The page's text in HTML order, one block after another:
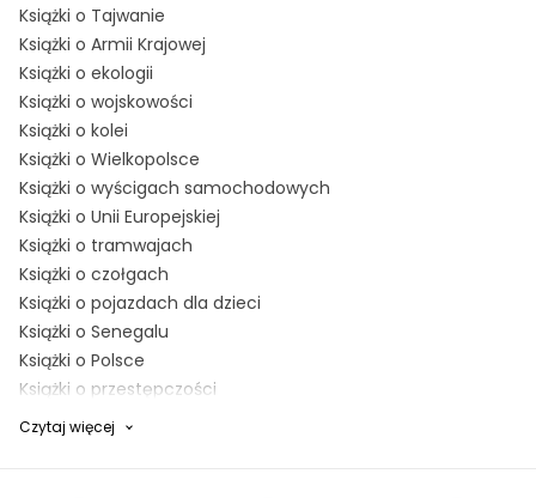
Książki o Tajwanie
Książki o Armii Krajowej
Książki o ekologii
Książki o wojskowości
Książki o kolei
Książki o Wielkopolsce
Książki o wyścigach samochodowych
Książki o Unii Europejskiej
Książki o tramwajach
Książki o czołgach
Książki o pojazdach dla dzieci
Książki o Senegalu
Książki o Polsce
Książki o przestępczości
Książki o powstaniu warszawskim
Czytaj więcej